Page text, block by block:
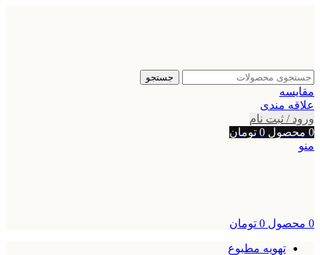
جستجو
مقایسه
علاقه مندی
ورود / ثبت نام
0 محصول 0 تومان
منو
0 محصول 0 تومان
تهویه مطبوع